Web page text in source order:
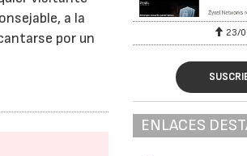
a la
por un
30/07/2026 23/
ENLACES